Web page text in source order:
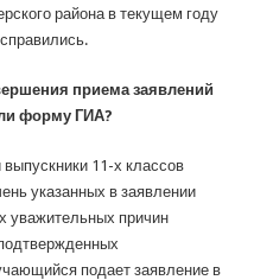
района в текущем году
приема заявлений
форму ГИА?
выпускники 11-х классов
указанных в заявлении
уважительных причин
подает заявление в